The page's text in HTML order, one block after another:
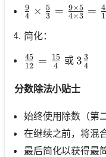
\frac{9}{4}
4
9 × 3
5 = 4×3
9×5 =
简化：
12
45 = 4
15 或3
3 4
3
分数除法小贴士
始终使用除数（第
在继续之前，将混
最后简化以获得最